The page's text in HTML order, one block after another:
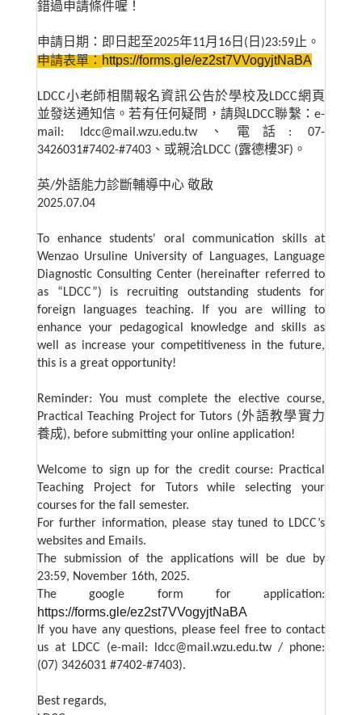
錯過申請條件喔！
申請日期：即日起至2025年11月 16 日 ( 日 )23:59止。
申請表單： https://forms.gle/ez2st7VVogyjtNaBA
LDCC小老師相關報名資訊公告於學校及LDCC網頁
並發送通知信。若有任何疑問，請與LDCC聯繫：e-
mail: ldcc@mail.wzu.edu.tw、電話 : 07-
3426031#7402-#7403 、或親洽LDCC (露德樓3F) 。
英/外語能力診斷輔導中心 敬啟
2025.07.04
To enhance students' oral communication skills at
Wenzao Ursuline University of Languages, Language
Diagnostic Consulting Center (hereinafter referred to
as “LDCC”) is recruiting outstanding students for
foreign languages teaching. If you are willing to
enhance your pedagogical knowledge and skills as
well as increase your competitiveness in the future,
this is a great opportunity!
Reminder: You must complete the elective course,
Practical Teaching Project for Tutors (外語教學實力
養成), before submitting your online application!
Welcome to sign up for the credit course: Practical
Teaching Project for Tutors while selecting your
courses for the fall semester.
For further information, please stay tuned to LDCC’s
websites and Emails.
The submission of the applications will be due by
23:59, November 16th, 2025.
The google form for application:
https://forms.gle/ez2st7VVogyjtNaBA
If you have any questions, please feel free to contact
us at LDCC (e-mail: ldcc@mail.wzu.edu.tw / phone:
(07) 3426031 #7402-#7403).
Best regards,